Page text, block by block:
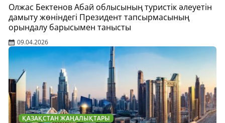
Олжас Бектенов Абай облысының туристік әлеуетін
дамыту жөніндегі Президент тапсырмасының
орындалу барысымен танысты
09.04.2026
ҚАЗАҚСТАН ЖАҢАЛЫҚТАРЫ